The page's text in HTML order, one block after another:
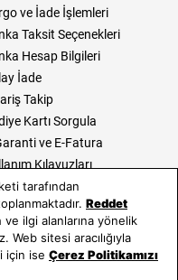
ve İade İşlemleri
Taksit Seçenekleri
Hesap Bilgileri
İade
Takip
Kartı Sorgula
ve E-Fatura
Kılavuzları
Saat
Saat
tarafından
Reddet
ilgi alanlarına yönelik
Web sitesi aracılığıyla
için ise Çerez Politikamızı